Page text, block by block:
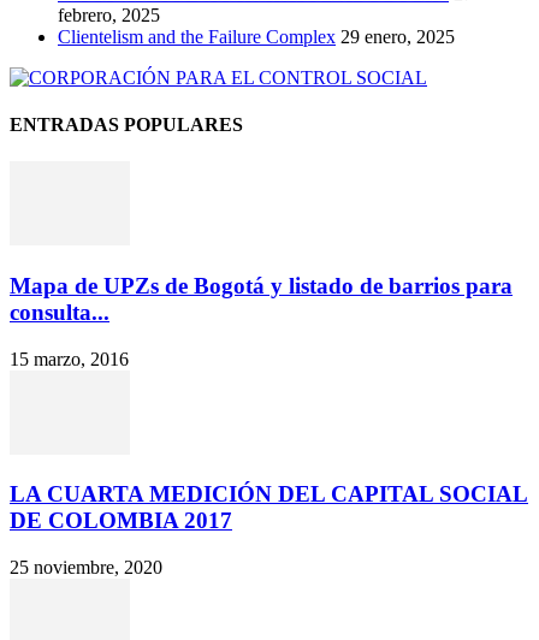
febrero, 2025
Clientelism and the Failure Complex 29 enero, 2025
ENTRADAS POPULARES
Mapa de UPZs de Bogotá y listado de barrios para
consulta...
15 marzo, 2016
LA CUARTA MEDICIÓN DEL CAPITAL SOCIAL
DE COLOMBIA 2017
25 noviembre, 2020